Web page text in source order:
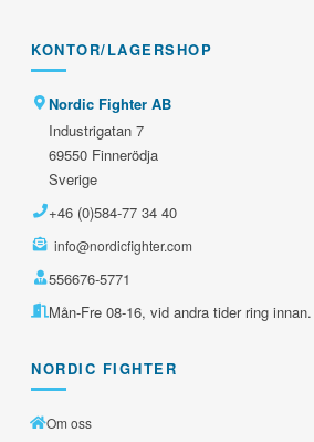
KONTOR/LAGERSHOP
Nordic Fighter AB
Industrigatan 7
69550 Finnerödja
Sverige
+46 (0)584-77 34 40
info@nordicfighter.com
556676-5771
Mån-Fre 08-16, vid andra tider ring innan.
NORDIC FIGHTER
Om oss